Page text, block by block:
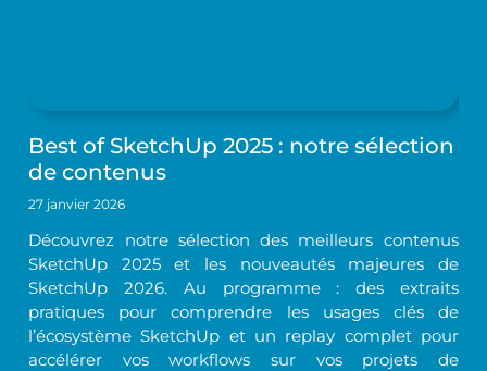
Best of SketchUp 2025 : notre sélection
de contenus
27 janvier 2026
Découvrez notre sélection des meilleurs contenus
SketchUp 2025 et les nouveautés majeures de
SketchUp 2026. Au programme : des extraits
pratiques pour comprendre les usages clés de
l’écosystème SketchUp et un replay complet pour
accélérer vos workflows sur vos projets de